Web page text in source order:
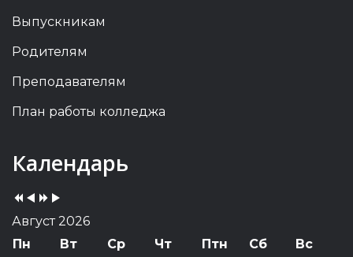
Выпускникам
Родителям
Преподавателям
План работы колледжа
Календарь
Previous
Year
Previous
Month
YearMonth
Август 2026
Пн
Вт Ср Чт Птн Сб
Вс